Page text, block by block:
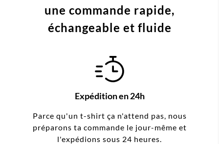
une commande rapide,
échangeable et fluide
Expédition en 24h
Parce qu'un t-shirt ça n'attend pas, nous
préparons ta commande le jour-même et
l'expédions sous 24 heures.